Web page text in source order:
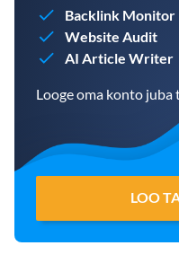
Backlink Monitor
Website Audit
AI Article Writer
Looge oma konto juba
LOO